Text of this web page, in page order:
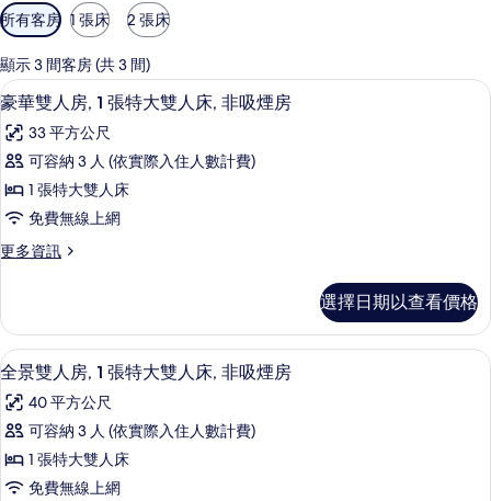
可
用
的
客
房
篩
選
條
所有客房 1 張床 2 張床
顯示 3 間客房 (共 3 間)
顯
示
豪
華
雙
房,
張
特
大
雙
人
床,
非
豪華雙人房, 1 張特大雙人床, 非吸煙
10
豪華雙人房, 1 張特大雙人床, 非吸煙房
33 平方公尺
可容納 3 人 (依實際入住人數計費)
1 張特大雙人床
免費無線上網
更多資訊
更
雙
人
房,
張
特
雙
人
選擇日期以查看價格
顯
示
全
景
雙
全景雙人房, 1 張特大雙人床, 非吸煙
10
全景雙人房, 1 張特大雙人床, 非吸煙房
40 平方公尺
可容納 3 人 (依實際入住人數計費)
1 張特大雙人床
免費無線上網